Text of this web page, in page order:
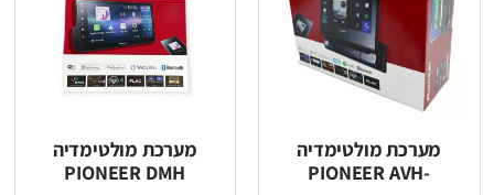
מערכת מולטימדיה
PIONEER AVH-
מערכת מולטימדיה
PIONEER DMH